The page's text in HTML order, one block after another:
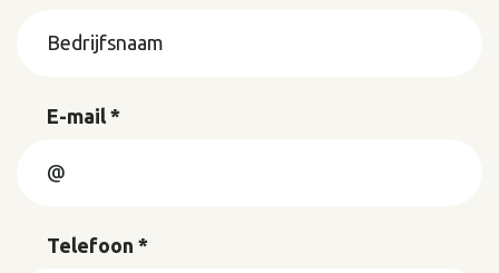
E-mail *
Telefoon *